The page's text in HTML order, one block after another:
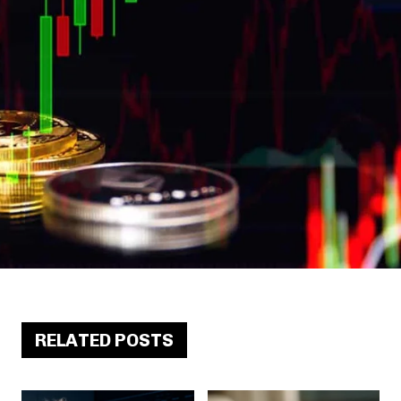
RELATED POSTS